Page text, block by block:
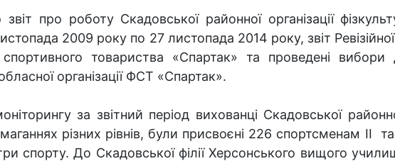
про роботу Скадовської районної організації
2009 року по 27 листопада 2014 року, звіт
спортивного товариства «Спартак» та проведені вибори
організації ФСТ «Спартак».
за звітний період вихованці Скадовської
різних рівнів, були присвоєні 226 спортсменам ІІ
спорту. До Скадовської філії Херсонського вищого